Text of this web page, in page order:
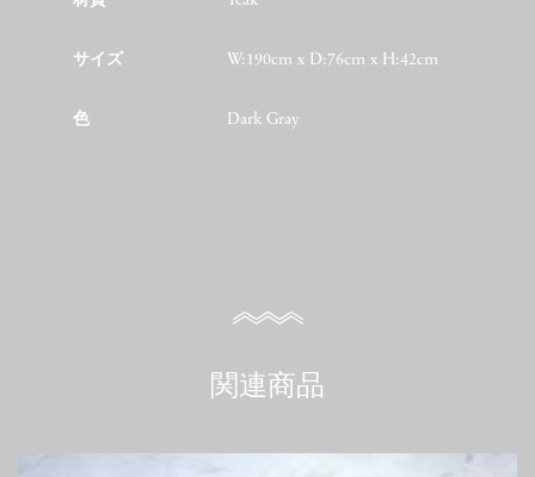
サイズ W:190cm x D:76cm x H:42cm
色 Dark Gray
関連商品